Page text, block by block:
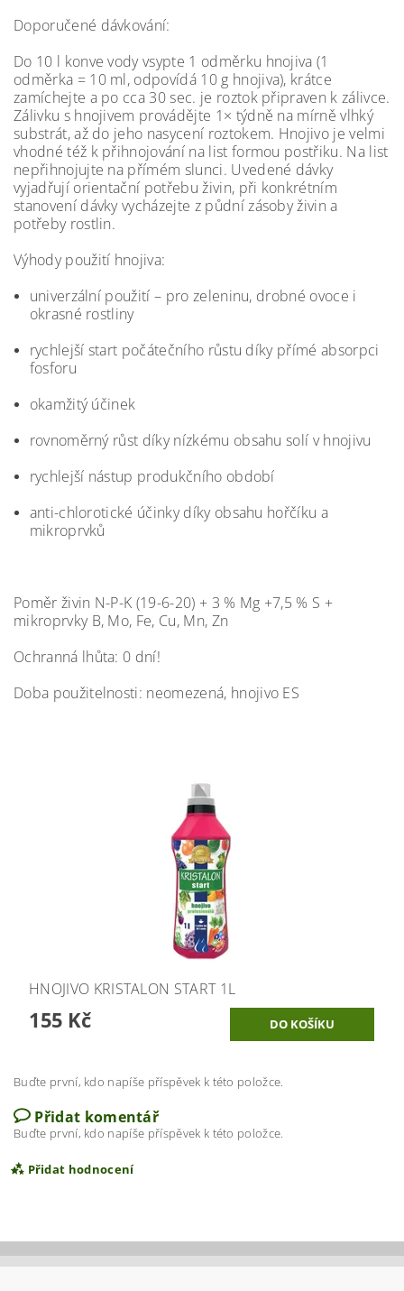
Doporučené dávkování:
Do 10 l konve vody vsypte 1 odměrku hnojiva (1
odměrka = 10 ml, odpovídá 10 g hnojiva), krátce
zamíchejte a po cca 30 sec. je roztok připraven k zálivce.
Zálivku s hnojivem provádějte 1× týdně na mírně vlhký
substrát, až do jeho nasycení roztokem. Hnojivo je velmi
vhodné též k přihnojování na list formou postřiku. Na list
nepřihnojujte na přímém slunci. Uvedené dávky
vyjadřují orientační potřebu živin, při konkrétním
stanovení dávky vycházejte z půdní zásoby živin a
potřeby rostlin.
Výhody použití hnojiva:
univerzální použití – pro zeleninu, drobné ovoce i
okrasné rostliny
rychlejší start počátečního růstu díky přímé absorpci
fosforu
okamžitý účinek
rovnoměrný růst díky nízkému obsahu solí v hnojivu
rychlejší nástup produkčního období
anti-chlorotické účinky díky obsahu hořčíku a
mikroprvků
Poměr živin N-P-K (19-6-20) + 3 % Mg +7,5 % S +
mikroprvky B, Mo, Fe, Cu, Mn, Zn​
Ochranná lhůta: 0 dní!
Doba použitelnosti: neomezená, hnojivo ES
HNOJIVO KRISTALON START 1L
155 Kč
Buďte první, kdo napíše příspěvek k této položce.
Přidat komentář
Buďte první, kdo napíše příspěvek k této položce.
Přidat hodnocení